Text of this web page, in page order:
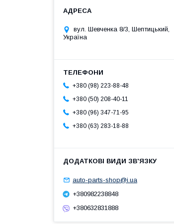
вул. Шевченка 8/3, Шептицький,
Україна
+380 (98) 223-88-48
+380 (50) 208-40-11
+380 (96) 347-71-95
+380 (63) 283-18-88
auto-parts-shop@i.ua
+380982238848
+380632831888